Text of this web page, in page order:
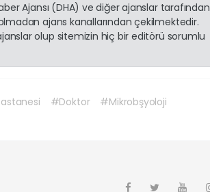
Ajansı (DHA) ve diğer ajanslar tarafından
ajans kanallarından çekilmektedir.
olup sitemizin hiç bir editörü sorumlu
#Doktor
#Mikrobşyoloji